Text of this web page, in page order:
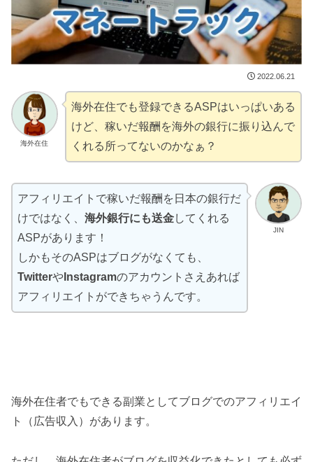
2022.06.21
海外在住
海外在住でも登録できるASPはいっぱいある
けど、稼いだ報酬を海外の銀行に振り込んで
くれる所ってないのかなぁ？
JIN
アフィリエイトで稼いだ報酬を日本の銀行だ
けではなく、 海外銀行にも送金してくれる
ASPがあります！
しかもそのASPはブログがなくても、
Twitterや Instagramのアカウントさえあれば
アフィリエイトができちゃうんです。
海外在住者でもできる副業としてブログでのアフィリエイ
ト（広告収入）があります。